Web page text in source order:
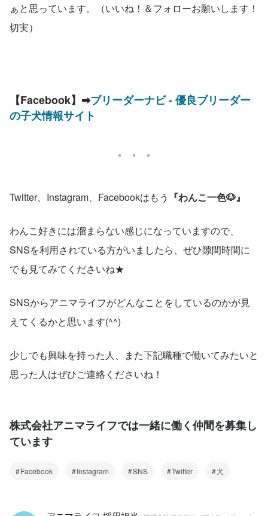
ぁと思っています。（いいね！＆フォローお願いします！
切実）
【Facebook】➡ブリーダーナビ - 優良ブリーダー
の子犬情報サイト
Twitter、Instagram、Facebookはもう 『わんこ一色🐶』
わんこ好きには溜まらない感じになっていますので、
SNSを利用されている方がいましたら、ぜひ隙間時間に
でも見てみてくださいね★
SNSからアニマライフがどんなことをしているのかが見
えてくるかと思います(^^)
少しでも興味を持った人、また下記職種で働いてみたいと
思った人はぜひご連絡くださいね！
株式会社アニマライフでは一緒に働く仲間を募集し
ています
Facebook Instagram SNS Twitter 犬